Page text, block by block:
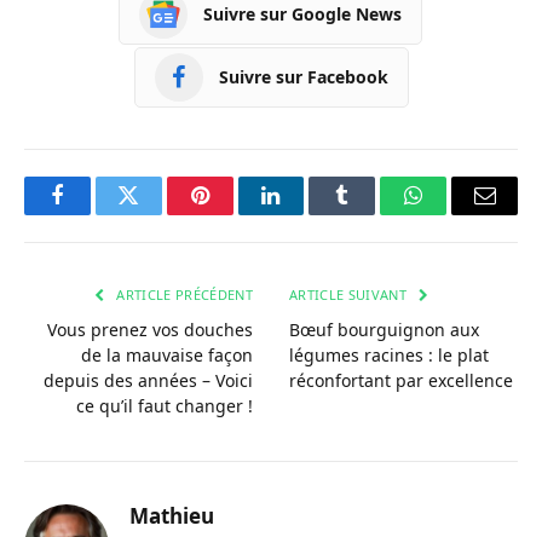
Suivre sur Google News
Suivre sur Facebook
FacebookTwitter PinterestLinkedInTumblr WhatsApp
ARTICLE PRÉCÉDENT
Vous prenez vos douches
de la mauvaise façon
depuis des années – Voici
ce qu’il faut changer !
ARTICLE SUIVANT
Bœuf bourguignon aux
légumes racines : le plat
réconfortant par excellence
Mathieu